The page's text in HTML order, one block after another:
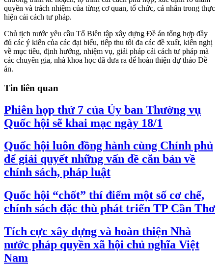
quyền và trách nhiệm của từng cơ quan, tổ chức, cá nhân trong thực
hiện cải cách tư pháp.
Chủ tịch nước yêu cầu Tổ Biên tập xây dựng Đề án tổng hợp đầy
đủ các ý kiến của các đại biểu, tiếp thu tối đa các đề xuất, kiến nghị
về mục tiêu, định hướng, nhiệm vụ, giải pháp cải cách tư pháp mà
các chuyên gia, nhà khoa học đã đưa ra để hoàn thiện dự thảo Đề
án.
Tin liên quan
Phiên họp thứ 7 của Ủy ban Thường vụ
Quốc hội sẽ khai mạc ngày 18/1
Quốc hội luôn đồng hành cùng Chính phủ
để giải quyết những vấn đề căn bản về
chính sách, pháp luật
Quốc hội “chốt” thí điểm một số cơ chế,
chính sách đặc thù phát triển TP Cần Thơ
Tích cực xây dựng và hoàn thiện Nhà
nước pháp quyền xã hội chủ nghĩa Việt
Nam